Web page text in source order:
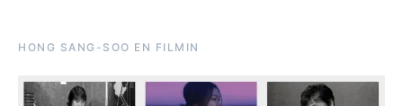
HONG SANG-SOO EN FILMIN